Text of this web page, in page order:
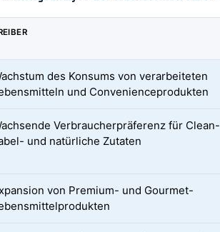
des Konsums von verarbeiteten
und Convenienceprodukten
Verbraucherpräferenz für Clean-
und natürliche Zutaten
von Premium- und Gourmet-